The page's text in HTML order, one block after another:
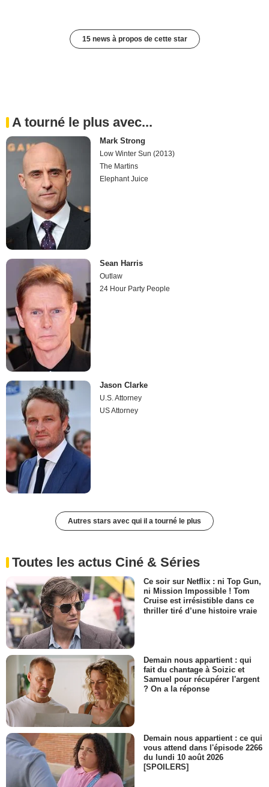
15 news à propos de cette star
A tourné le plus avec...
Mark Strong
Low Winter Sun (2013)
The Martins
Elephant Juice
Sean Harris
Outlaw
24 Hour Party People
Jason Clarke
U.S. Attorney
US Attorney
Autres stars avec qui il a tourné le plus
Toutes les actus Ciné & Séries
Ce soir sur Netflix : ni Top Gun,
ni Mission Impossible ! Tom
Cruise est irrésistible dans ce
thriller tiré d’une histoire vraie
Demain nous appartient : qui
fait du chantage à Soizic et
Samuel pour récupérer l'argent
? On a la réponse
Demain nous appartient : ce qui
vous attend dans l'épisode 2266
du lundi 10 août 2026
[SPOILERS]